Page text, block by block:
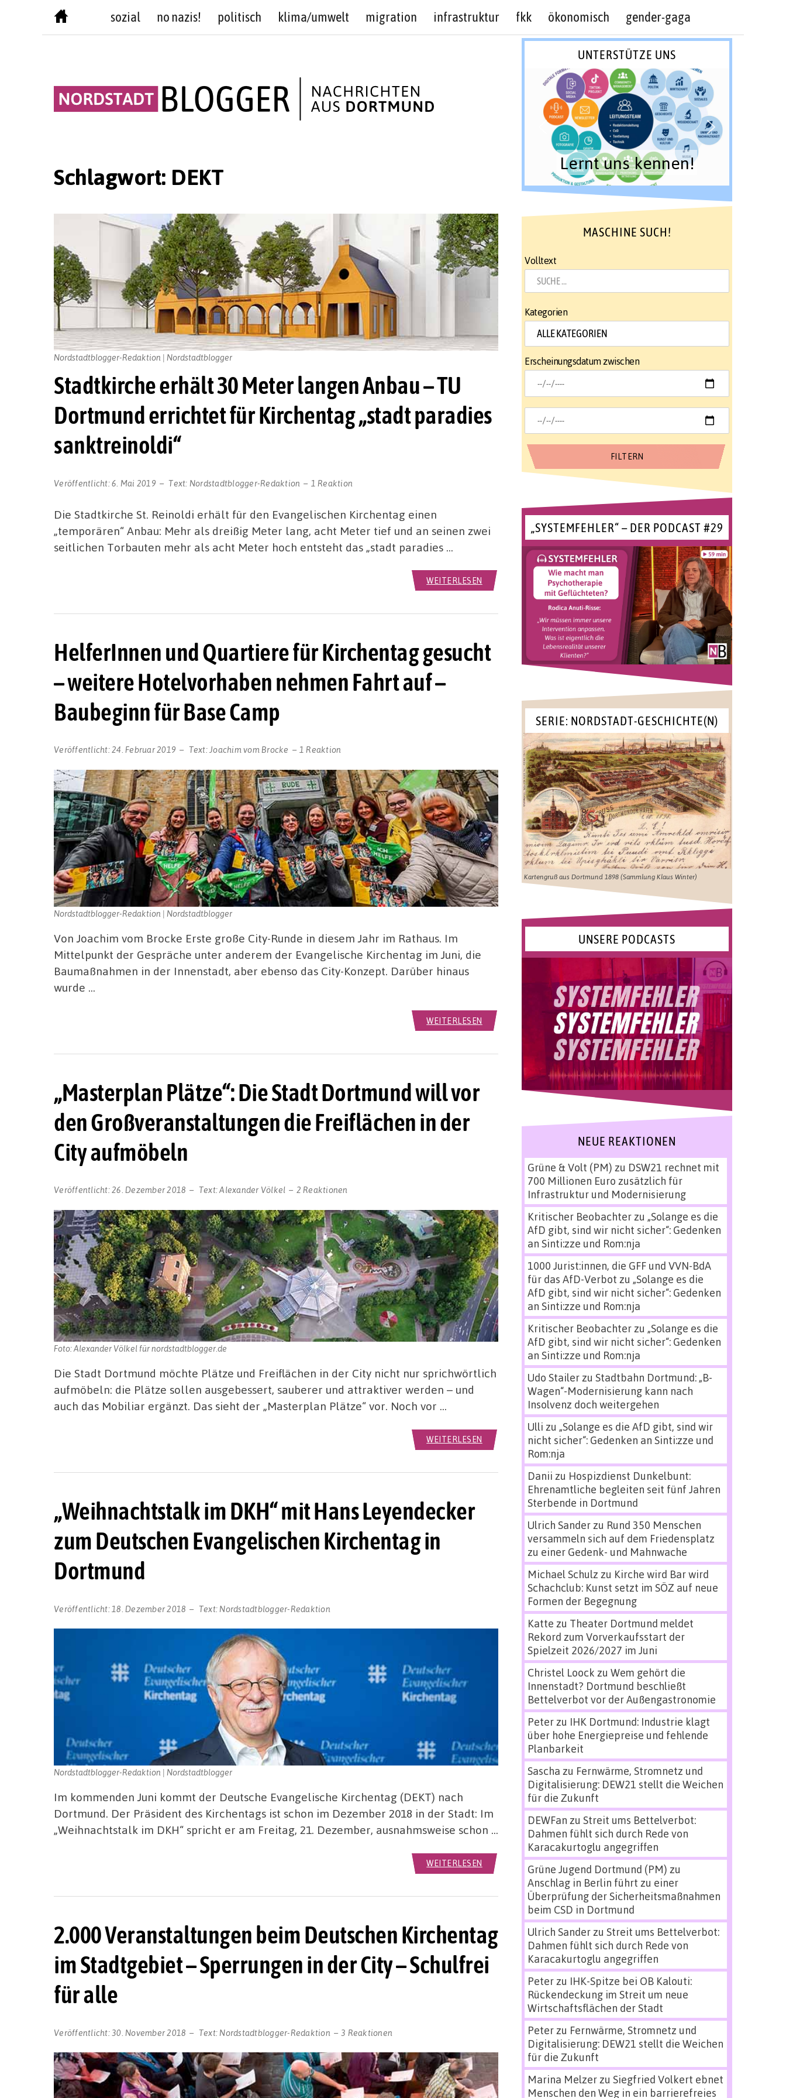
sozial no nazis! politisch klima/umwelt migration infrastruktur fkk ökonomisch gender-gaga
Schlagwort: DEKT
Stadtkirche erhält 30 Meter langen Anbau – TU
Dortmund errichtet für Kirchentag „stadt paradies
sanktreinoldi“
Veröffentlicht:6. Mai 2019 Text: Nordstadtblogger-Redaktion 1 Reaktion
Nordstadtblogger-Redaktion | Nordstadtblogger
Die Stadtkirche St. Reinoldi erhält für den Evangelischen Kirchentag einen
„temporären“ Anbau: Mehr als dreißig Meter lang, acht Meter tief und an seinen zwei
seitlichen Torbauten mehr als acht Meter hoch entsteht das „stadt paradies …
WEITERLESEN
HelferInnen und Quartiere für Kirchentag gesucht
– weitere Hotelvorhaben nehmen Fahrt auf –
Baubeginn für Base Camp
Veröffentlicht:24. Februar 2019 Text: Joachim vom Brocke 1 Reaktion
Nordstadtblogger-Redaktion | Nordstadtblogger
Von Joachim vom Brocke Erste große City-Runde in diesem Jahr im Rathaus. Im
Mittelpunkt der Gespräche unter anderem der Evangelische Kirchentag im Juni, die
Baumaßnahmen in der Innenstadt, aber ebenso das City-Konzept. Darüber hinaus
wurde …
WEITERLESEN
„Masterplan Plätze“: Die Stadt Dortmund will vor
den Großveranstaltungen die Freiflächen in der
City aufmöbeln
Veröffentlicht:26. Dezember 2018 Text:Alexander Völkel 2 Reaktionen
Foto: Alexander Völkel für nordstadtblogger.de
Die Stadt Dortmund möchte Plätze und Freiflächen in der City nicht nur sprichwörtlich
aufmöbeln: die Plätze sollen ausgebessert, sauberer und attraktiver werden – und
auch das Mobiliar ergänzt. Das sieht der „Masterplan Plätze“ vor. Noch vor …
WEITERLESEN
„Weihnachtstalk im DKH“ mit Hans Leyendecker
zum Deutschen Evangelischen Kirchentag in
Dortmund
Veröffentlicht: 18. Dezember 2018 Text: Nordstadtblogger-Redaktion
Nordstadtblogger-Redaktion | Nordstadtblogger
Im kommenden Juni kommt der Deutsche Evangelische Kirchentag (DEKT) nach
Dortmund. Der Präsident des Kirchentags ist schon im Dezember 2018 in der Stadt: Im
„Weihnachtstalk im DKH“ spricht er am Freitag, 21. Dezember, ausnahmsweise schon …
WEITERLESEN
2.000 Veranstaltungen beim Deutschen Kirchentag
im Stadtgebiet – Sperrungen in der City – Schulfrei
für alle
Veröffentlicht:30. November 2018 Text: Nordstadtblogger-Redaktion 3 Reaktionen
UNTERSTÜTZE UNS
Lernt uns kennen!
MASCHINE SUCH!
Volltext
Kategorien
Erscheinungsdatum zwischen
„SYSTEMFEHLER“ – DER PODCAST #29
SERIE: NORDSTADT-GESCHICHTE(N)
Kartengruß aus Dortmund 1898 (Sammlung Klaus Winter)
UNSERE PODCASTS
NEUE REAKTIONEN
Grüne & Volt (PM) zu DSW21 rechnet mit
700 Millionen Euro zusätzlich für
Infrastruktur und Modernisierung
Kritischer Beobachterzu „Solange es die
AfD gibt, sind wir nicht sicher“: Gedenken
an Sinti:zze und Rom:nja
1000 Jurist:innen, die GFF und VVN-BdA
für das AfD-Verbot zu „Solange es die
AfD gibt, sind wir nicht sicher“: Gedenken
an Sinti:zze und Rom:nja
Kritischer Beobachterzu „Solange es die
AfD gibt, sind wir nicht sicher“: Gedenken
an Sinti:zze und Rom:nja
Udo Stailerzu Stadtbahn Dortmund: „B-
Wagen“-Modernisierung kann nach
Insolvenz doch weitergehen
Ulli zu „Solange es die AfD gibt, sind wir
nicht sicher“: Gedenken an Sinti:zze und
Rom:nja
Danii zu Hospizdienst Dunkelbunt:
Ehrenamtliche begleiten seit fünf Jahren
Sterbende in Dortmund
Ulrich Sanderzu Rund 350 Menschen
versammeln sich auf dem Friedensplatz
zu einer Gedenk- und Mahnwache
Michael Schulz zu Kirche wird Bar wird
Schachclub: Kunst setzt im SÖZ auf neue
Formen der Begegnung
Katte zu Theater Dortmund meldet
Rekord zum Vorverkaufsstart der
Spielzeit 2026/2027 im Juni
Christel Loock zu Wem gehört die
Innenstadt? Dortmund beschließt
Bettelverbot vor der Außengastronomie
Peterzu IHK Dortmund: Industrie klagt
über hohe Energiepreise und fehlende
Planbarkeit
Sascha zu Fernwärme, Stromnetz und
Digitalisierung: DEW21 stellt die Weichen
für die Zukunft
DEWFan zu Streit ums Bettelverbot:
Dahmen fühlt sich durch Rede von
Karacakurtoglu angegriffen
Grüne Jugend Dortmund (PM) zu
Anschlag in Berlin führt zu einer
Überprüfung der Sicherheitsmaßnahmen
beim CSD in Dortmund
Ulrich Sanderzu Streit ums Bettelverbot:
Dahmen fühlt sich durch Rede von
Karacakurtoglu angegriffen
Peterzu IHK-Spitze bei OB Kalouti:
Rückendeckung im Streit um neue
Wirtschaftsflächen der Stadt
Peterzu Fernwärme, Stromnetz und
Digitalisierung: DEW21 stellt die Weichen
für die Zukunft
Marina Melzerzu Siegfried Volkert ebnet
Menschen den Weg in ein barrierefreies